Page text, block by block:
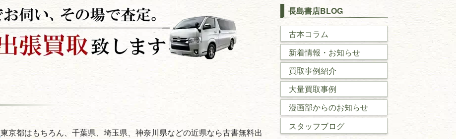
東京都はもちろん、千葉県、埼玉県、神奈川県などの近県なら古書無料出
長島書店BLOG
古本コラム
新着情報・お知らせ
買取事例紹介
大量買取事例
漫画部からのお知らせ
スタッフブログ